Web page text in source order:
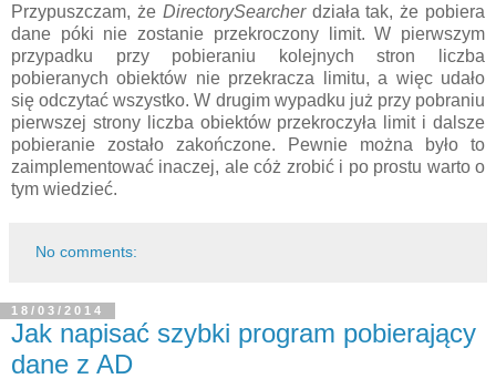
Przypuszczam, że DirectorySearcherdziała tak, że pobiera
dane póki nie zostanie przekroczony limit. W pierwszym
przypadku przy pobieraniu kolejnych stron liczba
pobieranych obiektów nie przekracza limitu, a więc udało
się odczytać wszystko. W drugim wypadku już przy pobraniu
pierwszej strony liczba obiektów przekroczyła limit i dalsze
pobieranie zostało zakończone. Pewnie można było to
zaimplementować inaczej, ale cóż zrobić i po prostu warto o
tym wiedzieć.
No comments:
18/03/2014
Jak napisać szybki program pobierający
dane z AD